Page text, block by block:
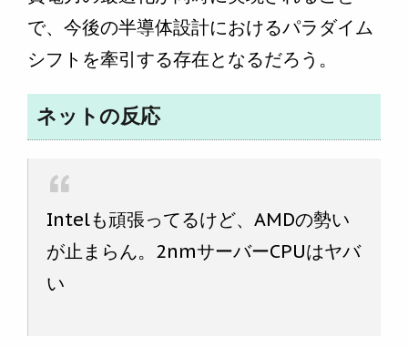
で、今後の半導体設計におけるパラダイム
シフトを牽引する存在となるだろう。
ネットの反応
Intelも頑張ってるけど、AMDの勢い
が止まらん。2nmサーバーCPUはヤバ
い